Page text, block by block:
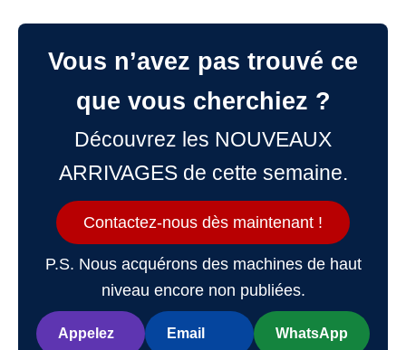
Vous n’avez pas trouvé ce
que vous cherchiez ?
Découvrez les NOUVEAUX
ARRIVAGES de cette semaine.
Contactez-nous dès maintenant !
P.S. Nous acquérons des machines de haut
niveau encore non publiées.
Appelez Email WhatsApp